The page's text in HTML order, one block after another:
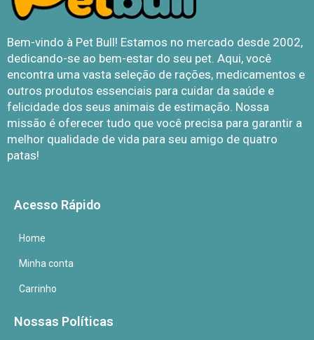
Bem-vindo à Pet Bull! Estamos no mercado desde 2002,
dedicando-se ao bem-estar do seu pet. Aqui, você
encontra uma vasta seleção de rações, medicamentos e
outros produtos essenciais para cuidar da saúde e
felicidade dos seus animais de estimação. Nossa
missão é oferecer tudo que você precisa para garantir a
melhor qualidade de vida para seu amigo de quatro
patas!
Acesso Rápido
Home
Minha conta
Carrinho
Nossas Políticas